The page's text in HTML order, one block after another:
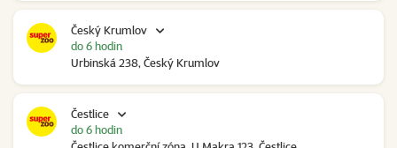
Český Krumlov
Urbinská 238, Český Krumlov
do 6 hodin
Čestlice
do 6 hodin